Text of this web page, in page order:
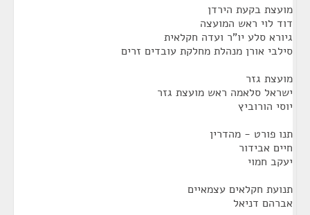
מועצת בקעת הירדן
דוד לוי ראש המועצה
גיורא סלע יו"ר ועדה חקלאית
סילבי אורן מנהלת מחלקת עובדים זרים
מועצת גזר
ישראל סלאמה ראש מועצת גזר
יוסי הורוביץ
תנו פורט - מהדרין
חיים אבידור
יעקב חמוי
תנועת חקלאים עצמאיים
אברהם דניאל